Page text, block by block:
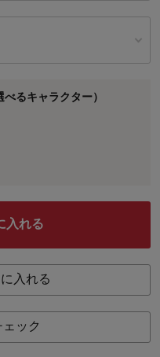
るキャラクター）
入れる
入れる
ック